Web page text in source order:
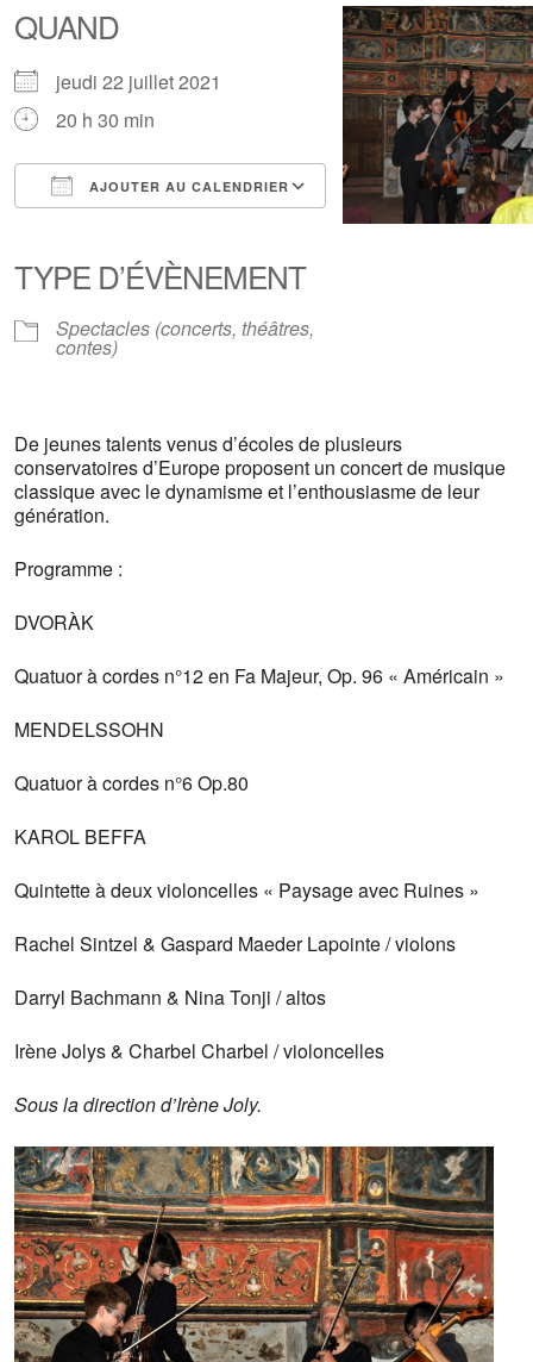
QUAND
jeudi 22 juillet 2021
20 h 30 min
AJOUTER AU CALENDRIER
Outlook Live
TYPE D’ÉVÈNEMENT
Spectacles (concerts, théâtres,
contes)
De jeunes talents venus d’écoles de plusieurs
conservatoires d’Europe proposent un concert de musique
classique avec le dynamisme et l’enthousiasme de leur
génération.
Programme :
DVORÀK
Quatuor à cordes n°12 en Fa Majeur, Op. 96 « Américain »
MENDELSSOHN
Quatuor à cordes n°6 Op.80
KAROL BEFFA
Quintette à deux violoncelles « Paysage avec Ruines »
Rachel Sintzel & Gaspard Maeder Lapointe / violons
Darryl Bachmann & Nina Tonji / altos
Irène Jolys & Charbel Charbel / violoncelles
Sous la direction d’Irène Joly.